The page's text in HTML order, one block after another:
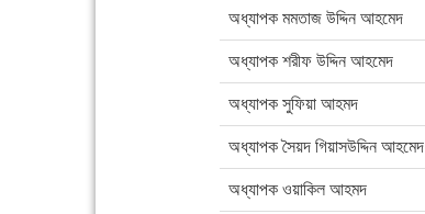
অধ্যাপক মমতাজ উদ্দিন আহমেদ
অধ্যাপক শরীফ উদ্দিন আহমেদ
অধ্যাপক সুফিয়া আহমদ
অধ্যাপক সৈয়দ গিয়াসউদ্দিন আহমেদ
অধ্যাপক ওয়াকিল আহমদ